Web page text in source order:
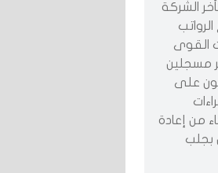
الشركة
القوى
الذين تجاوزت اعدادهم 60 عاملاً غير مسجلين
على
من إعادة
بجلب